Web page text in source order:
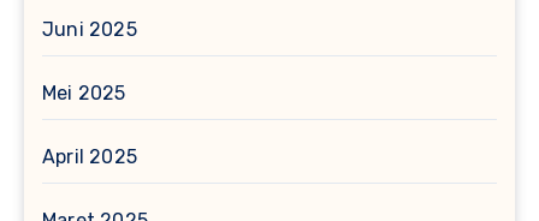
Juni 2025
Mei 2025
April 2025